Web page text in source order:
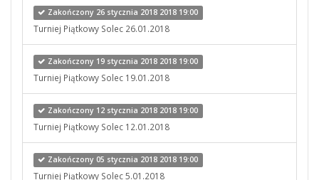
Zakończony 26 stycznia 2018 2018 19:00
Turniej Piątkowy Solec 26.01.2018
Zakończony 19 stycznia 2018 2018 19:00
Turniej Piątkowy Solec 19.01.2018
Zakończony 12 stycznia 2018 2018 19:00
Turniej Piątkowy Solec 12.01.2018
Zakończony 05 stycznia 2018 2018 19:00
Turniej Piątkowy Solec 5.01.2018